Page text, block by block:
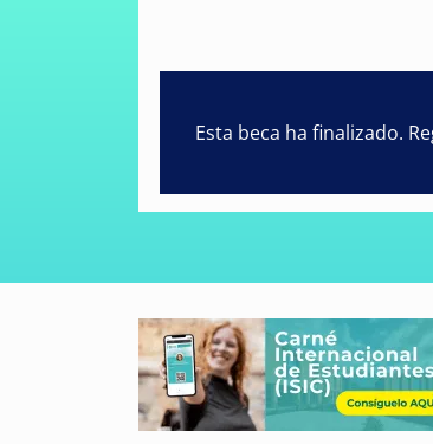
Esta beca ha finalizado.